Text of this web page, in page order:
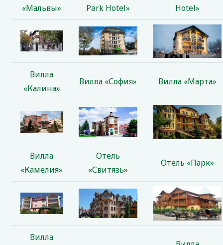
«Мальвы»
Park Hotel»
Hotel»
Вилла
«Калина»
Вилла «София» Вилла «Марта»
Вилла
«Камелия»
Отель
«Свитязь»
Отель «Парк»
Вилла